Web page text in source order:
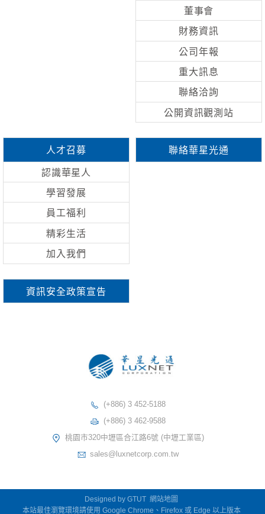
董事會
財務資訊
公司年報
重大訊息
聯絡洽詢
公開資訊觀測站
人才召募
認識華星人
學習發展
員工福利
精彩生活
加入我們
聯絡華星光通
資訊安全政策宣告
(+886) 3 452-5188
(+886) 3 462-9588
桃園市320中壢區合江路6號 (中壢工業區)
sales@luxnetcorp.com.tw
Designed by GTUT 網站地圖
本站最佳瀏覽環境請使用 Google Chrome、Firefox 或 Edge 以上版本